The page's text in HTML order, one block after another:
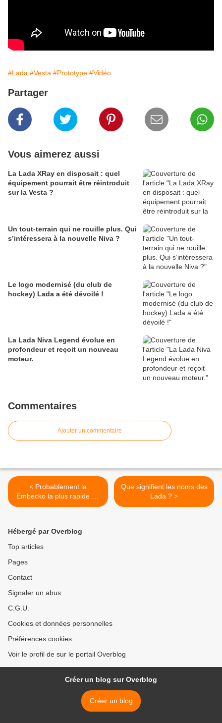
#Lada #Vesta #Prototype #Vidéo
Partager
Vous aimerez aussi
La Lada XRay en disposait : quel
équipement pourrait être réintroduit
sur la Vesta ?
Un tout-terrain qui ne rouille plus. Qui
s’intéressera à la nouvelle Niva ?
Le logo modernisé (du club de
hockey) Lada a été dévoilé !
La Lada Niva Legend évolue en
profondeur et reçoit un nouveau
moteur.
Commentaires
Ajouter un commentaire
< Probablement la
Embecko la plus rapide au
monde : 362 chevaux pour
Que signifient les noms des
Lada ? >
Hébergé par Overblog
Top articles
Pages
Contact
Signaler un abus
C.G.U.
Cookies et données personnelles
Préférences cookies
Voir le profil de sur le portail Overblog
Créer un blog sur Overblog
Créer un blog